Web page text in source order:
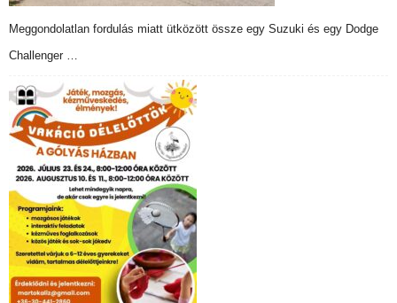
Meggondolatlan fordulás miatt ütközött össze egy Suzuki és egy Dodge
Challenger …